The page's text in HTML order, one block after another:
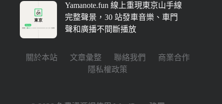
Yamanote.fun 線上重現東京山手線
完整聲景，30 站發車音樂、車門
聲和廣播不間斷播放
關於本站 文章彙整 聯絡我們
商業合作
隱私權政策